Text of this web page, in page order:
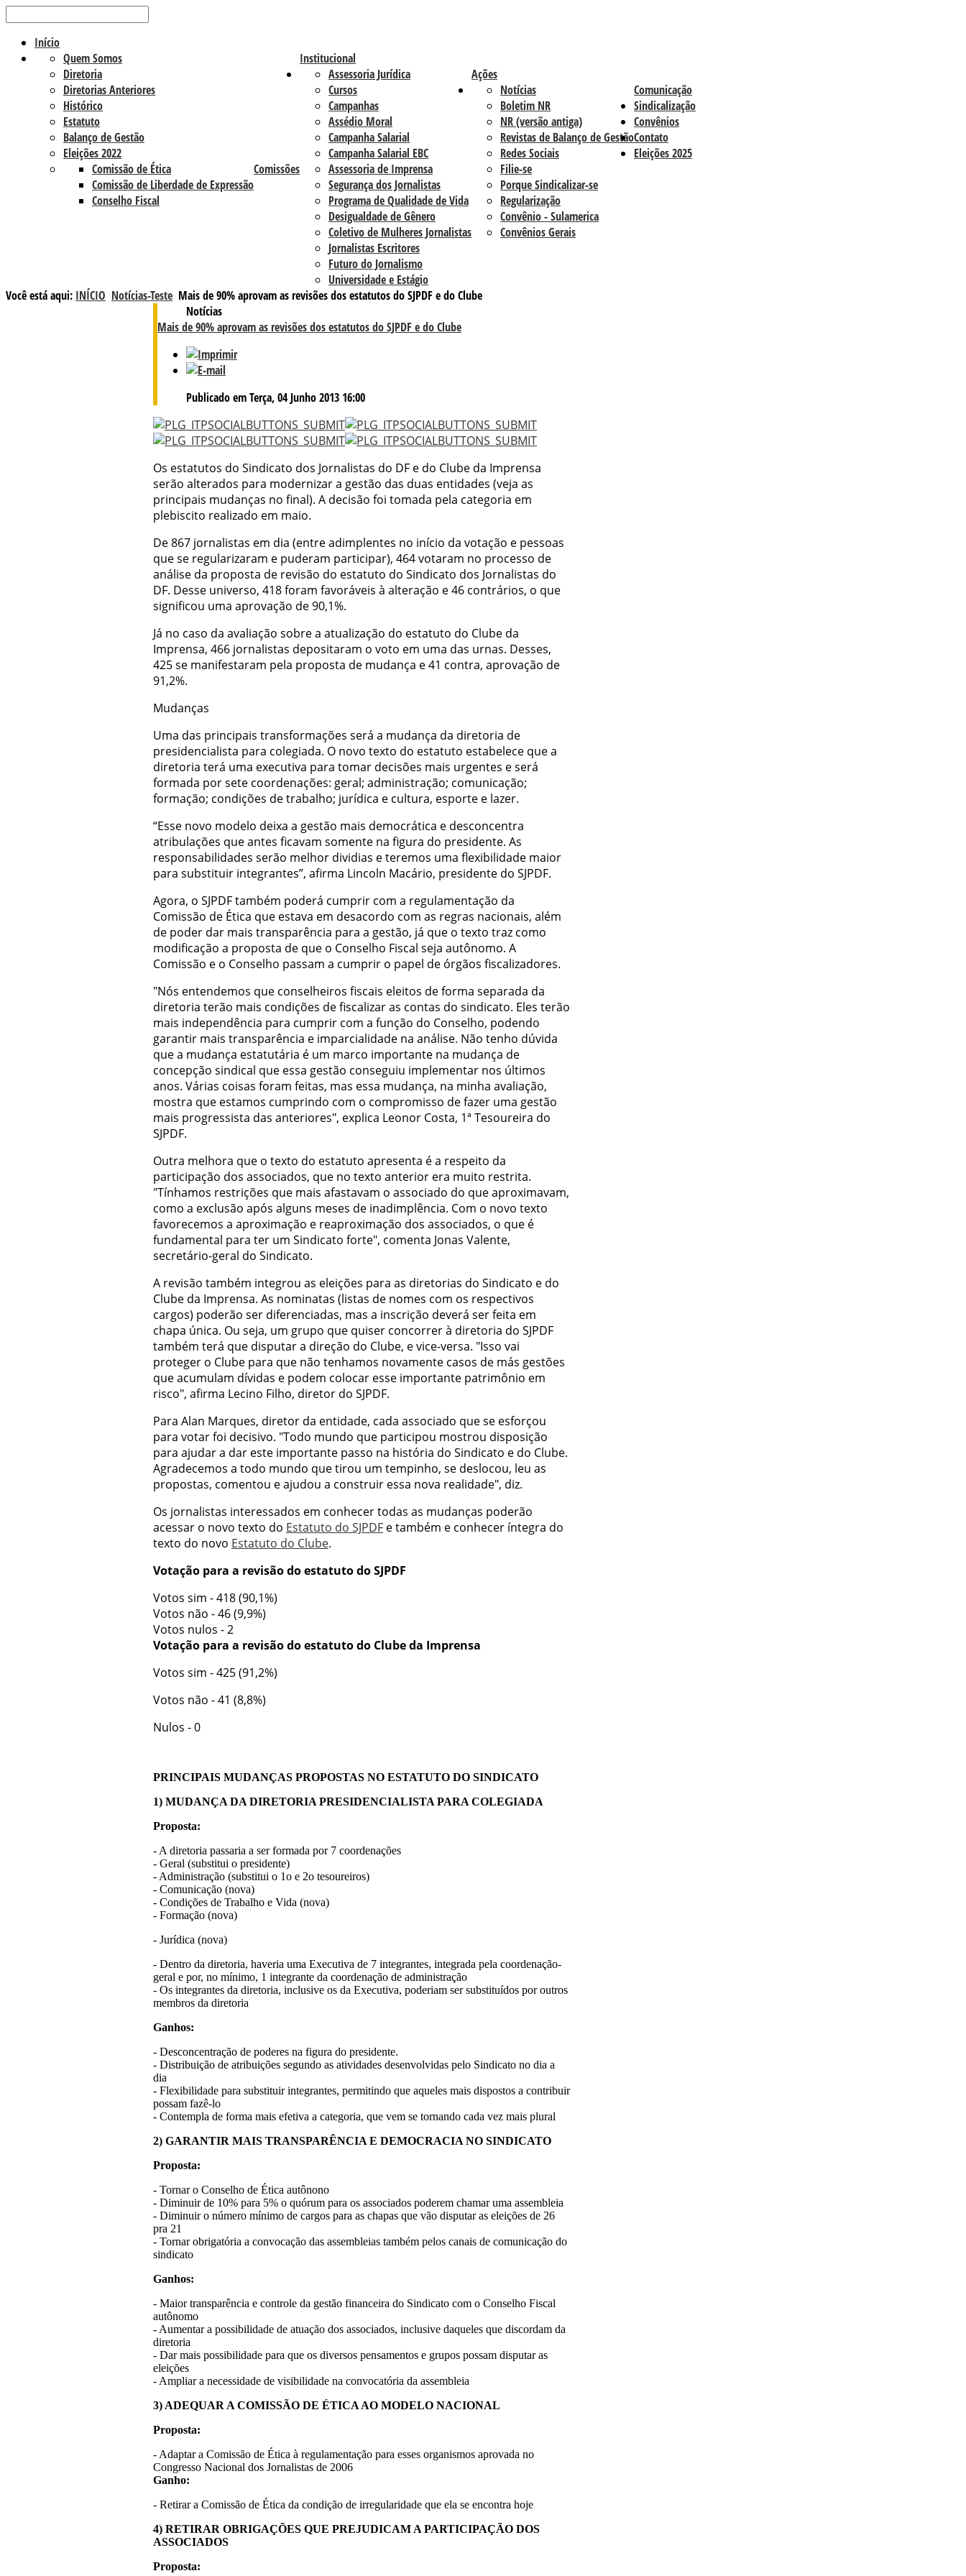
Início
Institucional
Quem Somos
Diretoria
Diretorias Anteriores
Histórico
Estatuto
Balanço de Gestão
Eleições 2022
Comissões
Comissão de Ética
Comissão de Liberdade de Expressão
Conselho Fiscal
Ações
Assessoria Jurídica
Cursos
Campanhas
Assédio Moral
Campanha Salarial
Campanha Salarial EBC
Assessoria de Imprensa
Segurança dos Jornalistas
Programa de Qualidade de Vida
Desigualdade de Gênero
Coletivo de Mulheres Jornalistas
Jornalistas Escritores
Futuro do Jornalismo
Universidade e Estágio
Comunicação
Notícias
Boletim NR
NR (versão antiga)
Revistas de Balanço de Gestão
Redes Sociais
Sindicalização
Filie-se
Porque Sindicalizar-se
Regularização
Convênios
Convênio - Sulamerica
Convênios Gerais
Contato
Eleições 2025
Você está aqui: INÍCIO Notícias-Teste Mais de 90% aprovam as revisões dos estatutos do SJPDF e do Clube
Notícias
Mais de 90% aprovam as revisões dos estatutos do SJPDF e do Clube
Publicado em Terça, 04 Junho 2013 16:00
Os estatutos do Sindicato dos Jornalistas do DF e do Clube da Imprensa
serão alterados para modernizar a gestão das duas entidades (veja as
principais mudanças no final). A decisão foi tomada pela categoria em
plebiscito realizado em maio.
De 867 jornalistas em dia (entre adimplentes no início da votação e pessoas
que se regularizaram e puderam participar), 464 votaram no processo de
análise da proposta de revisão do estatuto do Sindicato dos Jornalistas do
DF. Desse universo, 418 foram favoráveis à alteração e 46 contrários, o que
significou uma aprovação de 90,1%.
Já no caso da avaliação sobre a atualização do estatuto do Clube da
Imprensa, 466 jornalistas depositaram o voto em uma das urnas. Desses,
425 se manifestaram pela proposta de mudança e 41 contra, aprovação de
91,2%.
Mudanças
Uma das principais transformações será a mudança da diretoria de
presidencialista para colegiada. O novo texto do estatuto estabelece que a
diretoria terá uma executiva para tomar decisões mais urgentes e será
formada por sete coordenações: geral; administração; comunicação;
formação; condições de trabalho; jurídica e cultura, esporte e lazer.
“Esse novo modelo deixa a gestão mais democrática e desconcentra
atribulações que antes ficavam somente na figura do presidente. As
responsabilidades serão melhor dividias e teremos uma flexibilidade maior
para substituir integrantes”, afirma Lincoln Macário, presidente do SJPDF.
Agora, o SJPDF também poderá cumprir com a regulamentação da
Comissão de Ética que estava em desacordo com as regras nacionais, além
de poder dar mais transparência para a gestão, já que o texto traz como
modificação a proposta de que o Conselho Fiscal seja autônomo. A
Comissão e o Conselho passam a cumprir o papel de órgãos fiscalizadores.
"Nós entendemos que conselheiros fiscais eleitos de forma separada da
diretoria terão mais condições de fiscalizar as contas do sindicato. Eles terão
mais independência para cumprir com a função do Conselho, podendo
garantir mais transparência e imparcialidade na análise. Não tenho dúvida
que a mudança estatutária é um marco importante na mudança de
concepção sindical que essa gestão conseguiu implementar nos últimos
anos. Várias coisas foram feitas, mas essa mudança, na minha avaliação,
mostra que estamos cumprindo com o compromisso de fazer uma gestão
mais progressista das anteriores", explica Leonor Costa, 1ª Tesoureira do
SJPDF.
Outra melhora que o texto do estatuto apresenta é a respeito da
participação dos associados, que no texto anterior era muito restrita.
"Tínhamos restrições que mais afastavam o associado do que aproximavam,
como a exclusão após alguns meses de inadimplência. Com o novo texto
favorecemos a aproximação e reaproximação dos associados, o que é
fundamental para ter um Sindicato forte", comenta Jonas Valente,
secretário-geral do Sindicato.
A revisão também integrou as eleições para as diretorias do Sindicato e do
Clube da Imprensa. As nominatas (listas de nomes com os respectivos
cargos) poderão ser diferenciadas, mas a inscrição deverá ser feita em
chapa única. Ou seja, um grupo que quiser concorrer à diretoria do SJPDF
também terá que disputar a direção do Clube, e vice-versa. "Isso vai
proteger o Clube para que não tenhamos novamente casos de más gestões
que acumulam dívidas e podem colocar esse importante patrimônio em
risco", afirma Lecino Filho, diretor do SJPDF.
Para Alan Marques, diretor da entidade, cada associado que se esforçou
para votar foi decisivo. "Todo mundo que participou mostrou disposição
para ajudar a dar este importante passo na história do Sindicato e do Clube.
Agradecemos a todo mundo que tirou um tempinho, se deslocou, leu as
propostas, comentou e ajudou a construir essa nova realidade", diz.
Os jornalistas interessados em conhecer todas as mudanças poderão
acessar o novo texto do Estatuto do SJPDF e também e conhecer íntegra do
texto do novo Estatuto do Clube.
Votação para a revisão do estatuto do SJPDF
Votos sim - 418 (90,1%)
Votos não - 46 (9,9%)
Votos nulos - 2
Votação para a revisão do estatuto do Clube da Imprensa
Votos sim - 425 (91,2%)
Votos não - 41 (8,8%)
Nulos - 0
PRINCIPAIS MUDANÇAS PROPOSTAS NO ESTATUTO DO SINDICATO
1) MUDANÇA DA DIRETORIA PRESIDENCIALISTA PARA COLEGIADA
Proposta:
- A diretoria passaria a ser formada por 7 coordenações
- Geral (substitui o presidente)
- Administração (substitui o 1o e 2o tesoureiros)
- Comunicação (nova)
- Condições de Trabalho e Vida (nova)
- Formação (nova)
- Jurídica (nova)
- Dentro da diretoria, haveria uma Executiva de 7 integrantes, integrada pela coordenação-
geral e por, no mínimo, 1 integrante da coordenação de administração
- Os integrantes da diretoria, inclusive os da Executiva, poderiam ser substituídos por outros
membros da diretoria
Ganhos:
- Desconcentração de poderes na figura do presidente.
- Distribuição de atribuições segundo as atividades desenvolvidas pelo Sindicato no dia a
dia
- Flexibilidade para substituir integrantes, permitindo que aqueles mais dispostos a contribuir
possam fazê-lo
- Contempla de forma mais efetiva a categoria, que vem se tornando cada vez mais plural
2) GARANTIR MAIS TRANSPARÊNCIA E DEMOCRACIA NO SINDICATO
Proposta:
- Tornar o Conselho de Ética autônono
- Diminuir de 10% para 5% o quórum para os associados poderem chamar uma assembleia
- Diminuir o número mínimo de cargos para as chapas que vão disputar as eleições de 26
pra 21
- Tornar obrigatória a convocação das assembleias também pelos canais de comunicação do
sindicato
Ganhos:
- Maior transparência e controle da gestão financeira do Sindicato com o Conselho Fiscal
autônomo
- Aumentar a possibilidade de atuação dos associados, inclusive daqueles que discordam da
diretoria
- Dar mais possibilidade para que os diversos pensamentos e grupos possam disputar as
eleições
- Ampliar a necessidade de visibilidade na convocatória da assembleia
3) ADEQUAR A COMISSÃO DE ÉTICA AO MODELO NACIONAL
Proposta:
- Adaptar a Comissão de Ética à regulamentação para esses organismos aprovada no
Congresso Nacional dos Jornalistas de 2006
Ganho:
- Retirar a Comissão de Ética da condição de irregularidade que ela se encontra hoje
4) RETIRAR OBRIGAÇÕES QUE PREJUDICAM A PARTICIPAÇÃO DOS
ASSOCIADOS
Proposta: